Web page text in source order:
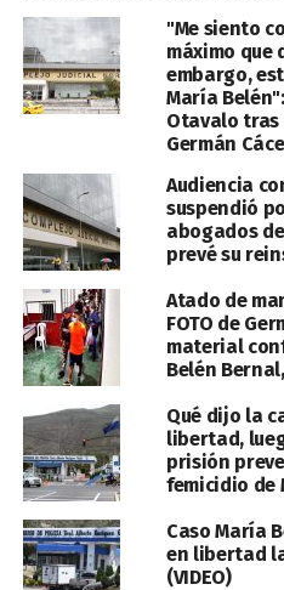
"Me siento
máximo que
embargo,
María
Otavalo tras
Germán
Audiencia
suspendió
abogados
prevé su
Atado de
FOTO de
material
Belén Bernal,
Qué dijo la
libertad,
prisión
femicidio de
Caso María
en libertad
(VIDEO)